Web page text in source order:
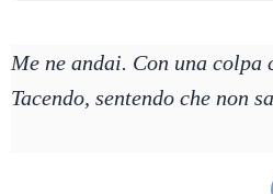
Me ne andai. Con una colpa
Tacendo, sentendo che non